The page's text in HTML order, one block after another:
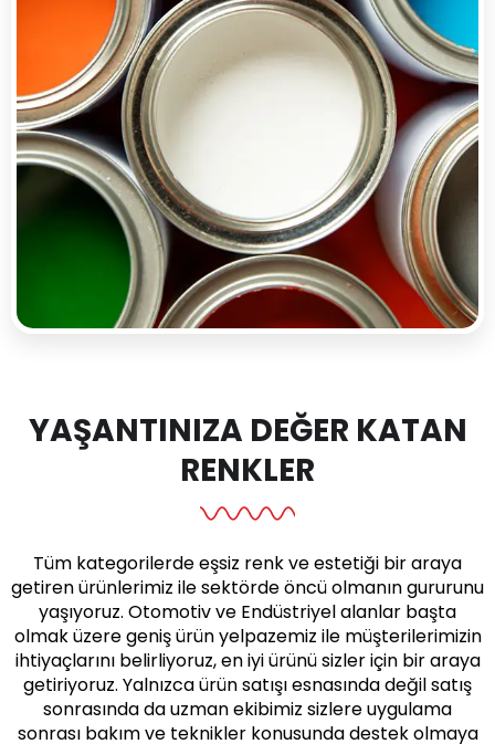
YAŞANTINIZA DEĞER KATAN
RENKLER
Tüm kategorilerde eşsiz renk ve estetiği bir araya
getiren ürünlerimiz ile sektörde öncü olmanın gururunu
yaşıyoruz. Otomotiv ve Endüstriyel alanlar başta
olmak üzere geniş ürün yelpazemiz ile müşterilerimizin
ihtiyaçlarını belirliyoruz, en iyi ürünü sizler için bir araya
getiriyoruz. Yalnızca ürün satışı esnasında değil satış
sonrasında da uzman ekibimiz sizlere uygulama
sonrası bakım ve teknikler konusunda destek olmaya